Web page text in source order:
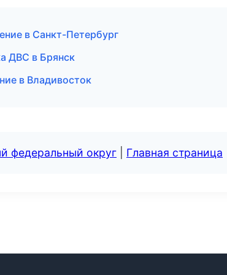
в Санкт-Петербург
ДВС в Брянск
в Владивосток
федеральный округ Главная страница